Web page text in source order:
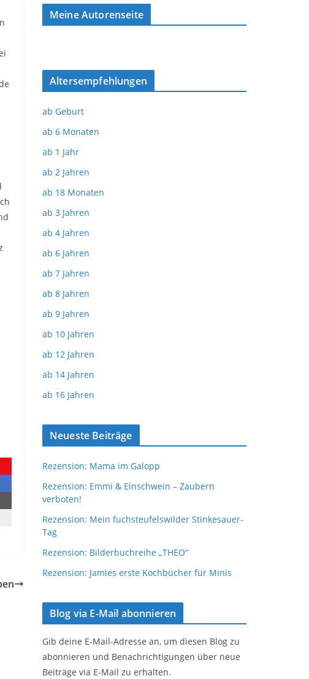
Meine Autorenseite
Altersempfehlungen
ab Geburt
ab 6 Monaten
ab 1 Jahr
ab 2 Jahren
ab 18 Monaten
ab 3 Jahren
ab 4 Jahren
ab 6 Jahren
ab 7 Jahren
ab 8 Jahren
ab 9 Jahren
ab 10 Jahren
ab 12 Jahren
ab 14 Jahren
ab 16 Jahren
Neueste Beiträge
Rezension: Mama im Galopp
Rezension: Emmi & Einschwein – Zaubern
verboten!
Rezension: Mein fuchsteufelswilder Stinkesauer-
Tag
Rezension: Bilderbuchreihe „THEO“
Rezension: Jamies erste Kochbücher für Minis
Blog via E-Mail abonnieren
Gib deine E-Mail-Adresse an, um diesen Blog zu
abonnieren und Benachrichtigungen über neue
Beiträge via E-Mail zu erhalten.